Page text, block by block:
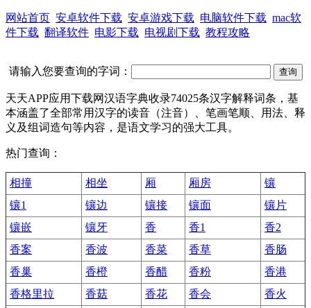
网站首页 安卓软件下载 安卓游戏下载 电脑软件下载 mac软
件下载 翻译软件 电影下载 电视剧下载 教程攻略
请输入您要查询的字词：
天天APP应用下载网汉语字典收录74025条汉字解释词条，基
本涵盖了全部常用汉字的读音（注音）、笔画笔顺、用法、释
义及组词造句等内容，是语文学习的强大工具。
热门查询：
相撞 相坐 厢 厢房
镶
镶1
镶边 镶接 镶面
镶片
镶嵌
镶牙 香 香1
香2
香案
香波 香菜 香草
香肠
香巢
香橙 香醋 香粉
香港
香格里拉
香菇 香花 香会
香火